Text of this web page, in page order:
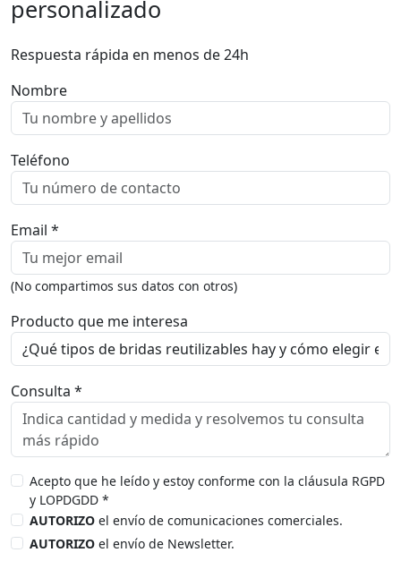
personalizado
Respuesta rápida en menos de 24h
Nombre
Teléfono
Email *
(No compartimos sus datos con otros)
Producto que me interesa
Consulta *
Acepto que he leído y estoy conforme con la cláusula RGPD
y LOPDGDD *
AUTORIZO el envío de comunicaciones comerciales.
AUTORIZO el envío de Newsletter.